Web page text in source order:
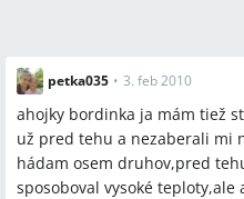
petka035 • 3. feb 2010
ahojky bordinka ja mám tiež
už pred tehu a nezaberali mi
hádam osem druhov,pred
sposoboval vysoké